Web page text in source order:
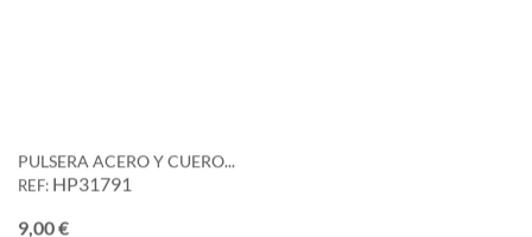
PULSERA ACERO Y CUERO...
REF: HP31791
9,00 €Precio